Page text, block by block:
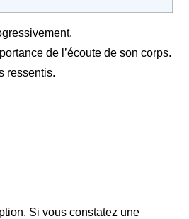
de l’écoute de son corps.
ressentis.
Si vous constatez une